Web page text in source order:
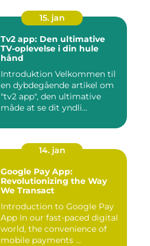
15. jan
Tv2 app: Den ultimative
TV-oplevelse i din hule
hånd
Introduktion Velkommen til
en dybdegående artikel om
"tv2 app", den ultimative
måde at se dit yndli...
14. jan
Google Pay App:
Revolutionizing the Way
We Transact
Introduction to Google Pay
App In our fast-paced digital
world, the convenience of
mobile payments ...